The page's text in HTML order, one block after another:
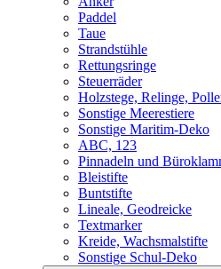
Paddel
Taue
Strandstühle
Rettungsringe
Steuerräder
Holzstege, Relinge,
Sonstige Meerestiere
Sonstige Maritim-Deko
ABC, 123
Pinnadeln und
Bleistifte
Buntstifte
Lineale, Geodreicke
Textmarker
Kreide, Wachsmalstifte
Sonstige Schul-Deko